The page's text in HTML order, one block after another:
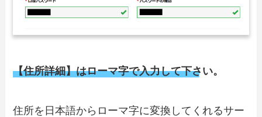
【住所詳細】はローマ字で入力して下さい。
住所を日本語からローマ字に変換してくれるサー